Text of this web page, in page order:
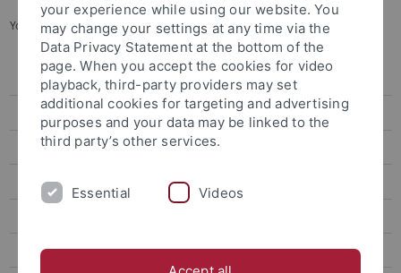
You are here: Startseite ... Archiv
Pressemitteilungen
Archiv
attempto online
Newsletter Uni Tübingen aktuell
Publikationen
your experience while using our website. You
may change your settings at any time via the
Data Privacy Statement at the bottom of the
page. When you accept the cookies for video
playback, third-party providers may set
additional cookies for targeting and advertising
purposes and your data may be linked to the
third party’s other services.
Essential Videos